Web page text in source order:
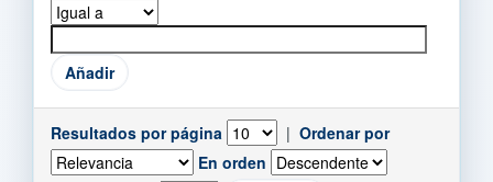
Resultados por página | Ordenar por
En orden